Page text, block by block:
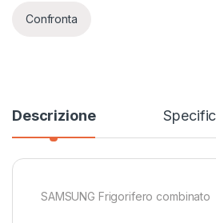
Confronta
Descrizione
SAMSUNG Frigorifero combinato